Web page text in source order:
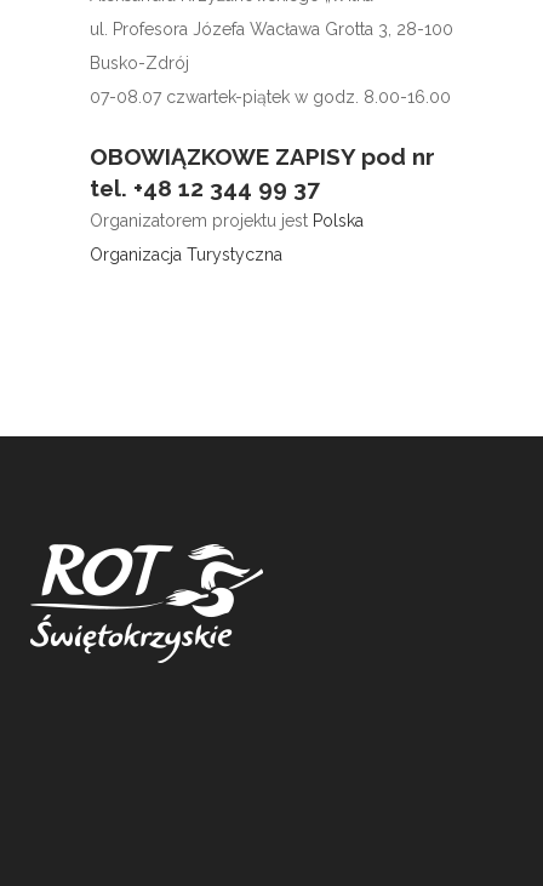
ul. Profesora Józefa Wacława Grotta 3, 28-100
Busko-Zdrój
07-08.07 czwartek-piątek w godz. 8.00-16.00
OBOWIĄZKOWE ZAPISY pod nr
tel. +48 12 344 99 37
Organizatorem projektu jest Polska
Organizacja Turystyczna